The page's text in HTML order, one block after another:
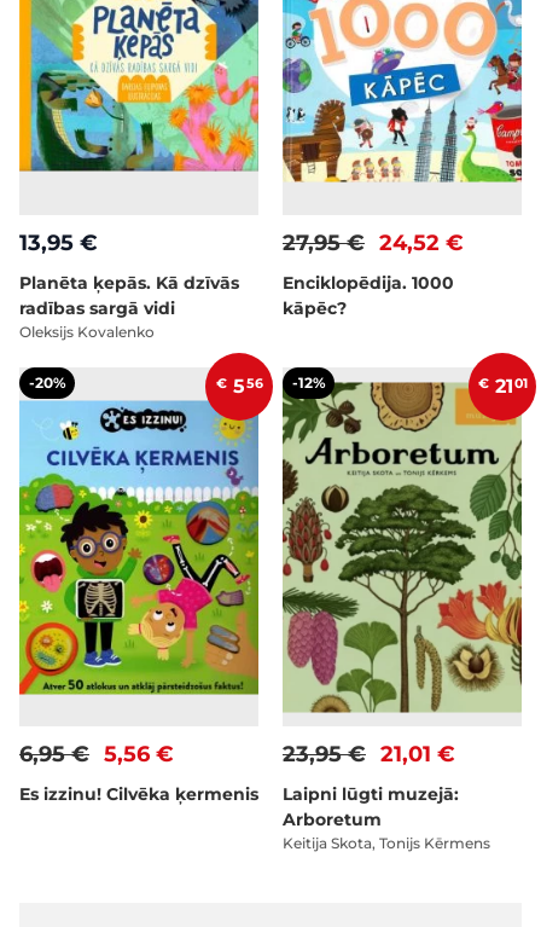
13,95 €
Planēta ķepās. Kā dzīvās
radības sargā vidi
Oleksijs Kovalenko
24,52 €
27,95 €
Enciklopēdija. 1000
kāpēc?
-20% € 556
5,56 €
6,95 €
Es izzinu! Cilvēka ķermenis
-12% € 2101
21,01 €
23,95 €
Laipni lūgti muzejā:
Arboretum
Keitija Skota, Tonijs Kērmens